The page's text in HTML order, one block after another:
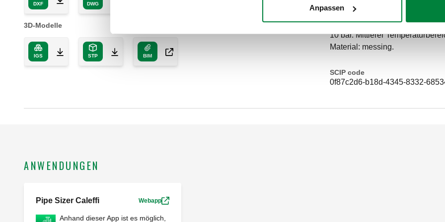
Anpassen
DXF DWG
3D-Modelle
IGS STP BIM
EA. Kontrollierbar. Zertifiziert
Überwurfmutter. OUT-
10 bar. Mittlerer
Material: messing.
SCIP code
0f87c2d6-b18d-4345-8332-
ANWENDUNGEN
Pipe Sizer Caleffi Webapp
Anhand dieser App ist es möglich,